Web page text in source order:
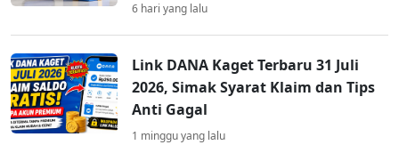
6 hari yang lalu
Link DANA Kaget Terbaru 31 Juli
2026, Simak Syarat Klaim dan Tips
Anti Gagal
1 minggu yang lalu